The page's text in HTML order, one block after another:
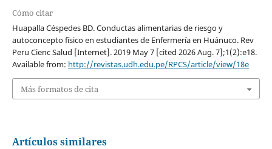
Cómo citar
Huapalla Céspedes BD. Conductas alimentarias de riesgo y
autoconcepto físico en estudiantes de Enfermería en Huánuco. Rev
Peru Cienc Salud [Internet]. 2019 May 7 [cited 2026 Aug. 7];1(2):e18.
Available from: http://revistas.udh.edu.pe/RPCS/article/view/18e
Más formatos de cita
Artículos similares